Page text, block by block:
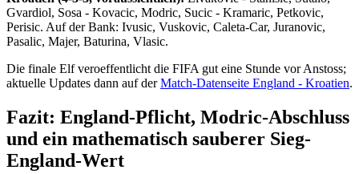
Gvardiol, Sosa - Kovacic, Modric, Sucic - Kramaric, Petkovic,
Perisic. Auf der Bank: Ivusic, Vuskovic, Caleta-Car, Juranovic,
Pasalic, Majer, Baturina, Vlasic.
Die finale Elf veroeffentlicht die FIFA gut eine Stunde vor Anstoss;
aktuelle Updates dann auf derMatch-Datenseite England - Kroatien.
Fazit: England-Pflicht, Modric-Abschluss
und ein mathematisch sauberer Sieg-
England-Wert